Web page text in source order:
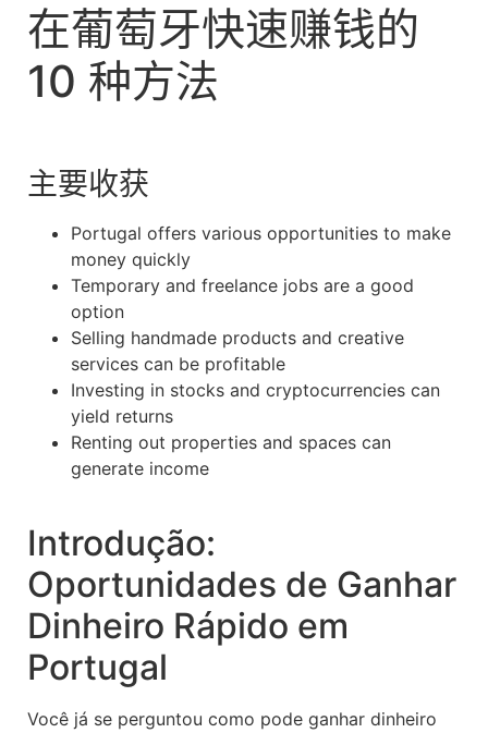
在葡萄牙快速赚钱的
10 种方法
主要收获
Portugal offers various opportunities to make
money quickly
Temporary and freelance jobs are a good
option
Selling handmade products and creative
services can be profitable
Investing in stocks and cryptocurrencies can
yield returns
Renting out properties and spaces can
generate income
Introdução:
Oportunidades de Ganhar
Dinheiro Rápido em
Portugal
Você já se perguntou como pode ganhar dinheiro